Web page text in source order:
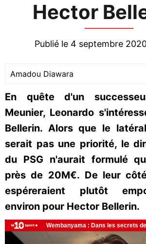
Hector
Publié le 4 septembre
Amadou Diawara
En quête d'un
Meunier, Leonardo
Bellerin. Alors que le
serait pas une priorité, le
du PSG n'aurait formulé
près de 20M€. De leur
espéreraient plutôt
environ pour Hector Bellerin.